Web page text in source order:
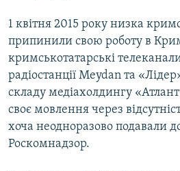
1 квітня 2015 року низка
припинили свою роботу в
кримськотатарські
радіостанції Meydan та
складу медіахолдингу
своє мовлення через
хоча неодноразово подавали
Роскомнадзор.